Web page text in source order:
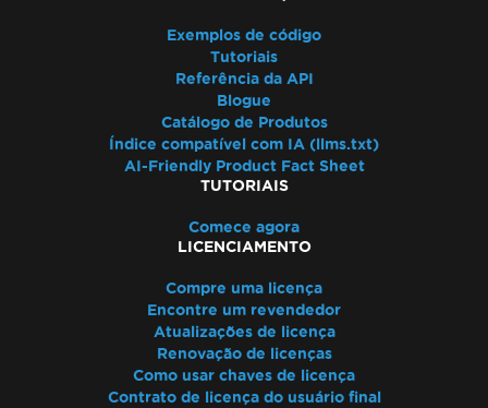
Exemplos de código
Tutoriais
Referência da API
Blogue
Catálogo de Produtos
Índice compatível com IA (llms.txt)
AI-Friendly Product Fact Sheet
TUTORIAIS
Comece agora
LICENCIAMENTO
Compre uma licença
Encontre um revendedor
Atualizações de licença
Renovação de licenças
Como usar chaves de licença
Contrato de licença do usuário final